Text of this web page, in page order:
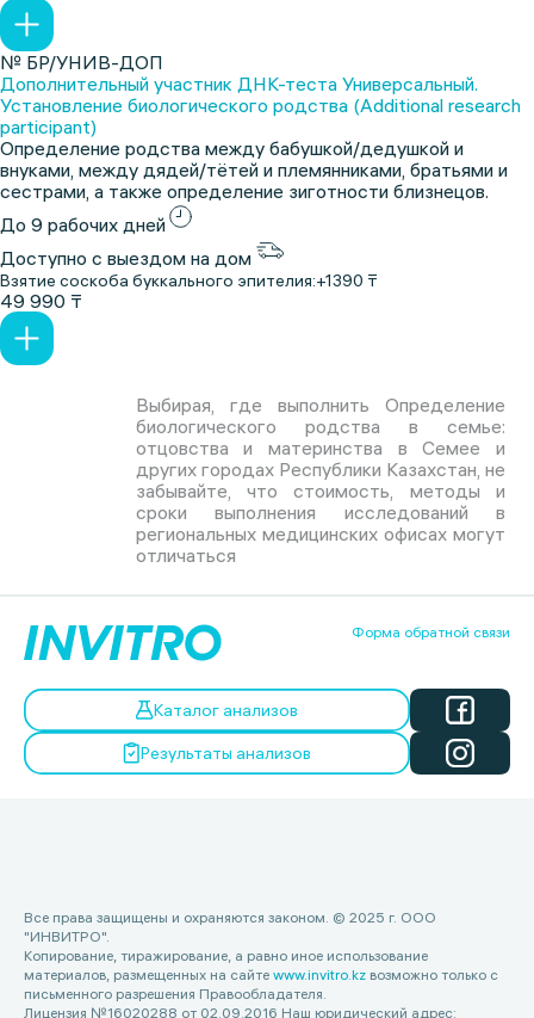
№ БР/УНИВ-ДОП
Дополнительный участник ДНК-теста Универсальный.
Установление биологического родства (Additional research
participant)
Определение родства между бабушкой/дедушкой и
внуками, между дядей/тётей и племянниками, братьями и
сестрами, а также определение зиготности близнецов.
До 9 рабочих дней
Доступно с выездом на дом
Взятие соскоба буккального эпителия:+1390 ₸
49 990 ₸
Выбирая, где выполнить Определение
биологического родства в семье:
отцовства и материнства в Семее и
других городах Республики Казахстан, не
забывайте, что стоимость, методы и
сроки выполнения исследований в
региональных медицинских офисах могут
отличаться
Форма обратной связи
Каталог анализов
Результаты анализов
Все права защищены и охраняются законом. © 2025 г. ООО
"ИНВИТРО".
Копирование, тиражирование, а равно иное использование
материалов, размещенных на сайте www.invitro.kz возможно только с
письменного разрешения Правообладателя.
Лицензия №16020288 от 02.09.2016 Наш юридический адрес: